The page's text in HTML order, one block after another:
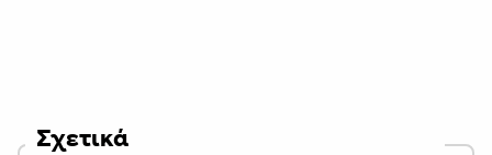
Σχετικά